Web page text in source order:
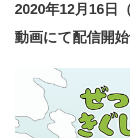
2020年12月16日
動画にて配信開始